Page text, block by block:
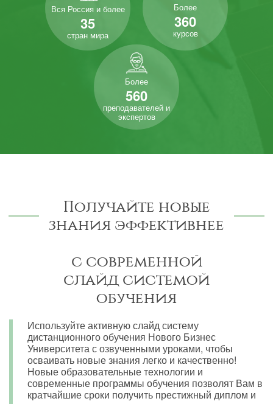
Вся Россия и более
35
стран мира
Более
360
курсов
Более
560
преподавателей и
экспертов
Получайте новые
знания эффективнее
с современной
слайд системой
обучения
Используйте активную слайд систему
дистанционного обучения Нового Бизнес
Университета с озвученными уроками, чтобы
осваивать новые знания легко и качественно!
Новые образовательные технологии и
современные программы обучения позволят Вам в
кратчайшие сроки получить престижный диплом и